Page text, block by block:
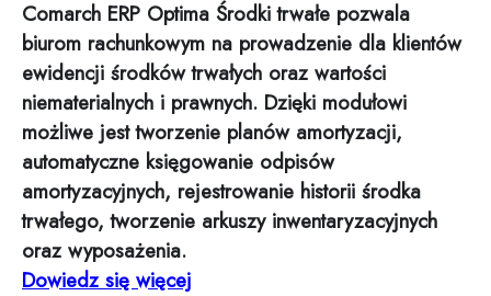
Comarch ERP Optima Środki trwałe pozwala
biurom rachunkowym na prowadzenie dla klientów
ewidencji środków trwałych oraz wartości
niematerialnych i prawnych. Dzięki modułowi
możliwe jest tworzenie planów amortyzacji,
automatyczne księgowanie odpisów
amortyzacyjnych, rejestrowanie historii środka
trwałego, tworzenie arkuszy inwentaryzacyjnych
oraz wyposażenia.
Dowiedz się więcej